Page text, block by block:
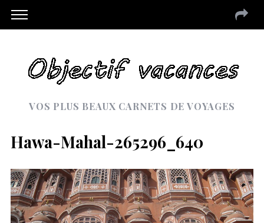
VOS PLUS BEAUX CARNETS DE VOYAGES
Hawa-Mahal-265296_640